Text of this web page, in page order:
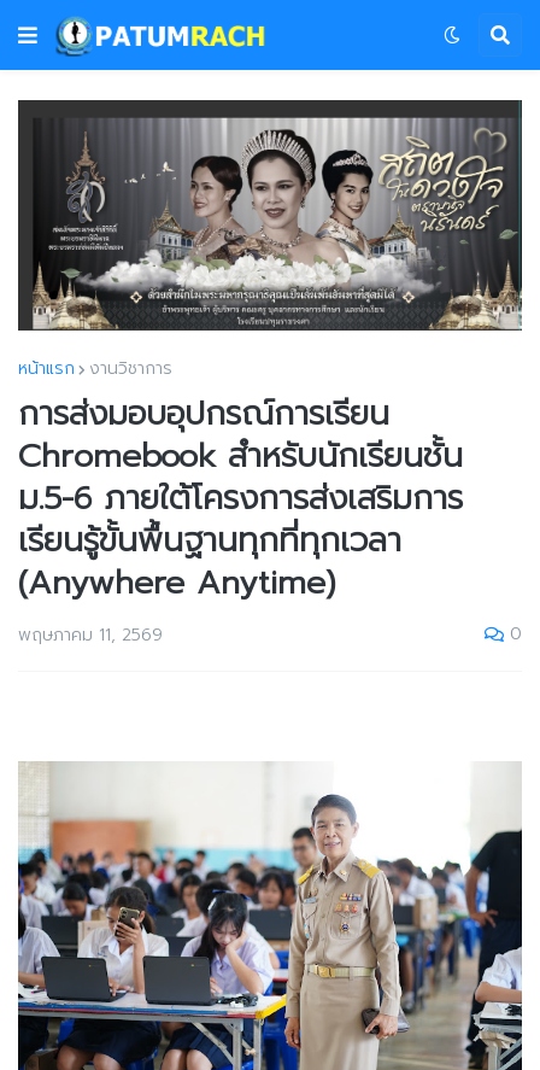
หน้าแรก งานวิชาการ
การส่งมอบอุปกรณ์การเรียน
Chromebook สำหรับนักเรียนชั้น
ม.5-6 ภายใต้โครงการส่งเสริมการ
เรียนรู้ขั้นพื้นฐานทุกที่ทุกเวลา
(Anywhere Anytime)
พฤษภาคม 11, 2569 0